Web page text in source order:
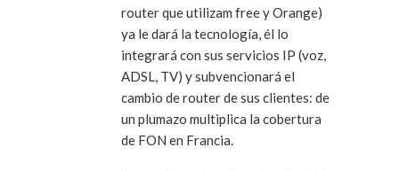
router que utilizam free y Orange)
ya le dará la tecnología, él lo
integrará con sus servicios IP (voz,
ADSL, TV) y subvencionará el
cambio de router de sus clientes: de
un plumazo multiplica la cobertura
de FON en Francia.